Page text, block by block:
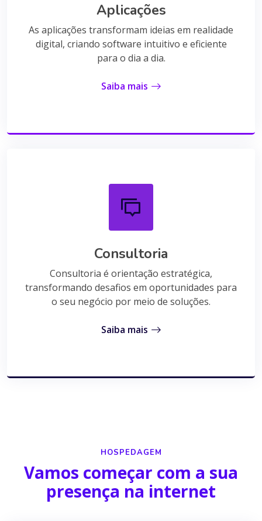
Aplicações
As aplicações transformam ideias em realidade
digital, criando software intuitivo e eficiente
para o dia a dia.
Saiba mais
Consultoria
Consultoria é orientação estratégica,
transformando desafios em oportunidades para
o seu negócio por meio de soluções.
Saiba mais
HOSPEDAGEM
Vamos começar com a sua
presença na internet